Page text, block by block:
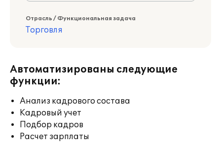
Отрасль / Функциональная задача
Торговля
Автоматизированы следующие
функции:
Анализ кадрового состава
Кадровый учет
Подбор кадров
Расчет зарплаты